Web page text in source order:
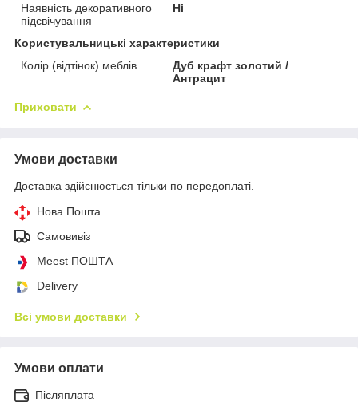
Наявність декоративного
підсвічування
Ні
Користувальницькі характеристики
Колір (відтінок) меблів
Дуб крафт золотий /
Антрацит
Приховати
Умови доставки
Доставка здійснюється тільки по передоплаті.
Нова Пошта
Самовивіз
Meest ПОШТА
Delivery
Всі умови доставки
Умови оплати
Післяплата